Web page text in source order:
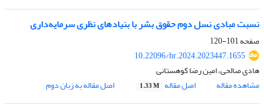
نسبت مبادی نسل دوم حقوق بشر با بنیادهای نظری سرمایه‌داری
صفحه101-120
10.22096/hr.2024.2023447.1655
هادی صالحی، امین رضا کوهستانی
مشاهده مقاله
اصل مقاله 1.33 M اصل مقاله به زبان دوم